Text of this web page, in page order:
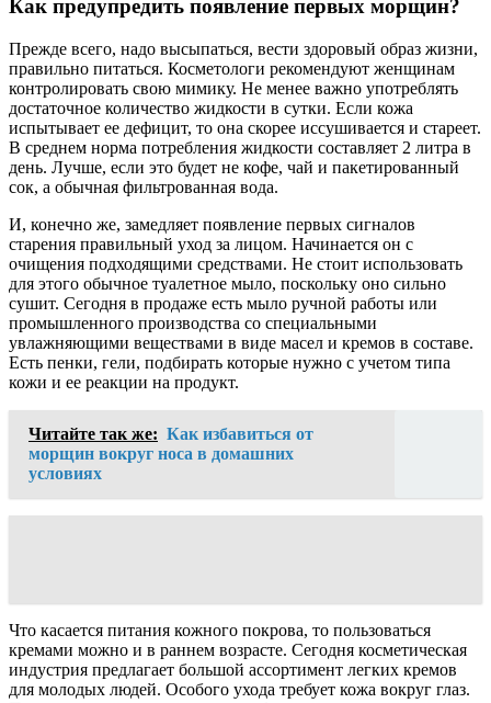
Как предупредить появление первых морщин?
Прежде всего, надо высыпаться, вести здоровый образ жизни,
правильно питаться. Косметологи рекомендуют женщинам
контролировать свою мимику. Не менее важно употреблять
достаточное количество жидкости в сутки. Если кожа
испытывает ее дефицит, то она скорее иссушивается и стареет.
В среднем норма потребления жидкости составляет 2 литра в
день. Лучше, если это будет не кофе, чай и пакетированный
сок, а обычная фильтрованная вода.
И, конечно же, замедляет появление первых сигналов
старения правильный уход за лицом. Начинается он с
очищения подходящими средствами. Не стоит использовать
для этого обычное туалетное мыло, поскольку оно сильно
сушит. Сегодня в продаже есть мыло ручной работы или
промышленного производства со специальными
увлажняющими веществами в виде масел и кремов в составе.
Есть пенки, гели, подбирать которые нужно с учетом типа
кожи и ее реакции на продукт.
Читайте так же: Как избавиться от
морщин вокруг носа в домашних
условиях
Что касается питания кожного покрова, то пользоваться
кремами можно и в раннем возрасте. Сегодня косметическая
индустрия предлагает большой ассортимент легких кремов
для молодых людей. Особого ухода требует кожа вокруг глаз.